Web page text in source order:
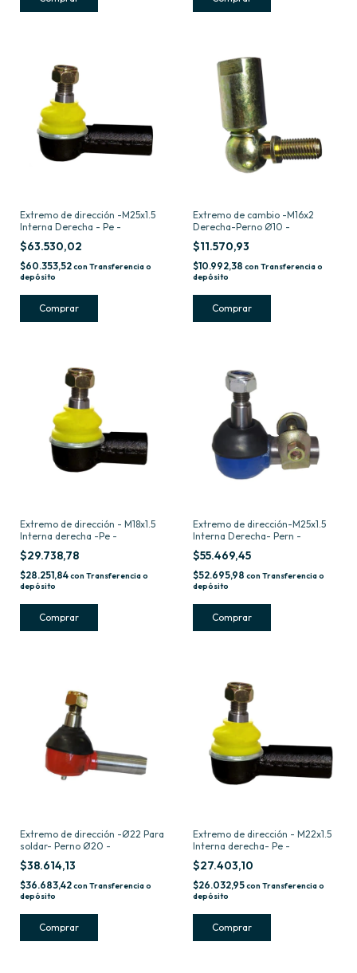
Extremo de dirección -M25x1.5
Interna Derecha - Pe -
$63.530,02
$60.353,52con Transferencia o
depósito
Extremo de cambio -M16x2
Derecha-Perno Ø10 -
$11.570,93
$10.992,38 con Transferencia o
depósito
Extremo de dirección - M18x1.5
Interna derecha -Pe -
$29.738,78
$28.251,84con Transferencia o
depósito
Extremo de dirección-M25x1.5
Interna Derecha- Pern -
$55.469,45
$52.695,98 con Transferencia o
depósito
Extremo de dirección -Ø22 Para
soldar- Perno Ø20 -
$38.614,13
$36.683,42con Transferencia o
depósito
Extremo de dirección - M22x1.5
Interna derecha- Pe -
$27.403,10
$26.032,95con Transferencia o
depósito